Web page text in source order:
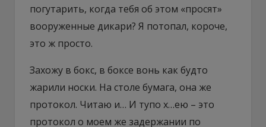
погутарить, когда тебя об этом «просят»
вооруженные дикари? Я потопал, короче,
это ж просто.
Захожу в бокс, в боксе вонь как будто
жарили носки. На столе бумага, она же
протокол. Читаю и… И тупо х…ею – это
протокол о моем же задержании по